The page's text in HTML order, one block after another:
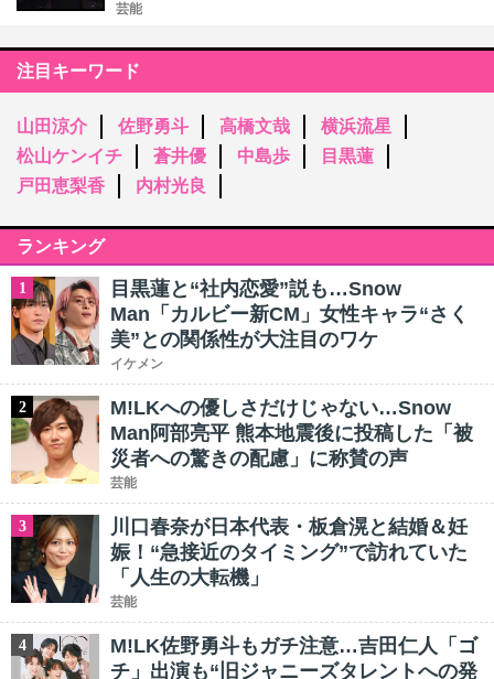
芸能
注目キーワード
山田涼介 佐野勇斗 高橋文哉
横浜流星
松山ケンイチ
蒼井優 中島歩
目黒蓮
戸田恵梨香
内村光良
ランキング
1
目黒蓮と“社内恋愛”説も…Snow
Man「カルビー新CM」女性キャラ“さく
美”との関係性が大注目のワケ
イケメン
2
M!LKへの優しさだけじゃない…Snow
Man阿部亮平 熊本地震後に投稿した「被
災者への驚きの配慮」に称賛の声
芸能
3
川口春奈が日本代表・板倉滉と結婚＆妊
娠！“急接近のタイミング”で訪れていた
「人生の大転機」
芸能
4
M!LK佐野勇斗もガチ注意…吉田仁人「ゴ
チ」出演も“旧ジャニーズタレントへの発